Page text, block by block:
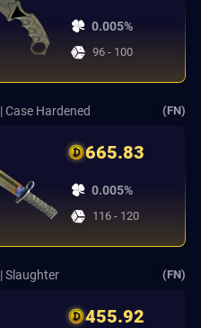
0.005%
96 - 100
| Case Hardened (FN)
665.83
0.005%
116 - 120
| Slaughter (FN)
455.92